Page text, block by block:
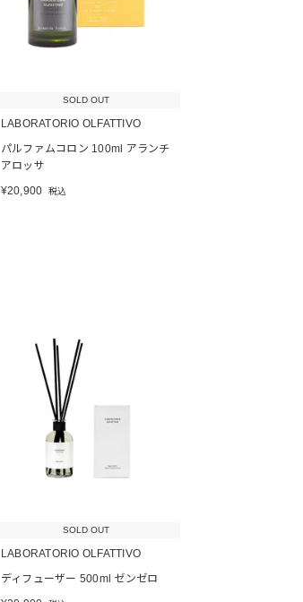
SOLD OUT
LABORATORIO OLFATTIVO
パルファムコロン 100ml アランチ
アロッサ
¥20,900 税込
SOLD OUT
LABORATORIO OLFATTIVO
ディフューザー 500ml ゼンゼロ